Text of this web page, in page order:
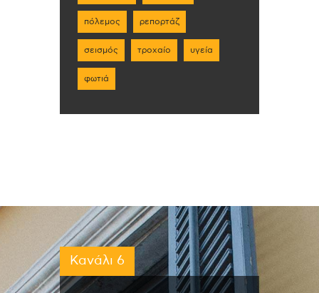
πόλεμος ρεπορτάζ
σεισμός τροχαίο υγεία
φωτιά
Κανάλι 6